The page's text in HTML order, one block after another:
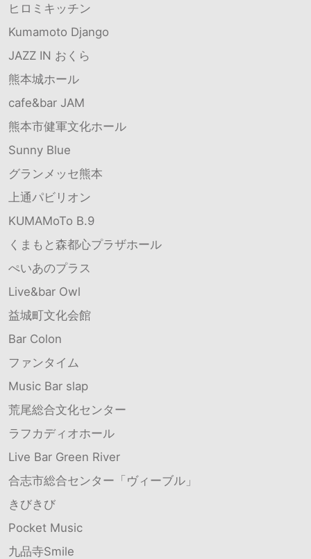
ヒロミキッチン
Kumamoto Django
JAZZ IN おくら
熊本城ホール
cafe&bar JAM
熊本市健軍文化ホール
Sunny Blue
グランメッセ熊本
上通パビリオン
KUMAMoTo B.9
くまもと森都心プラザホール
ぺいあのプラス
Live&bar Owl
益城町文化会館
Bar Colon
ファンタイム
Music Bar slap
荒尾総合文化センター
ラフカディオホール
Live Bar Green River
合志市総合センター「ヴィーブル」
きびきび
Pocket Music
九品寺Smile